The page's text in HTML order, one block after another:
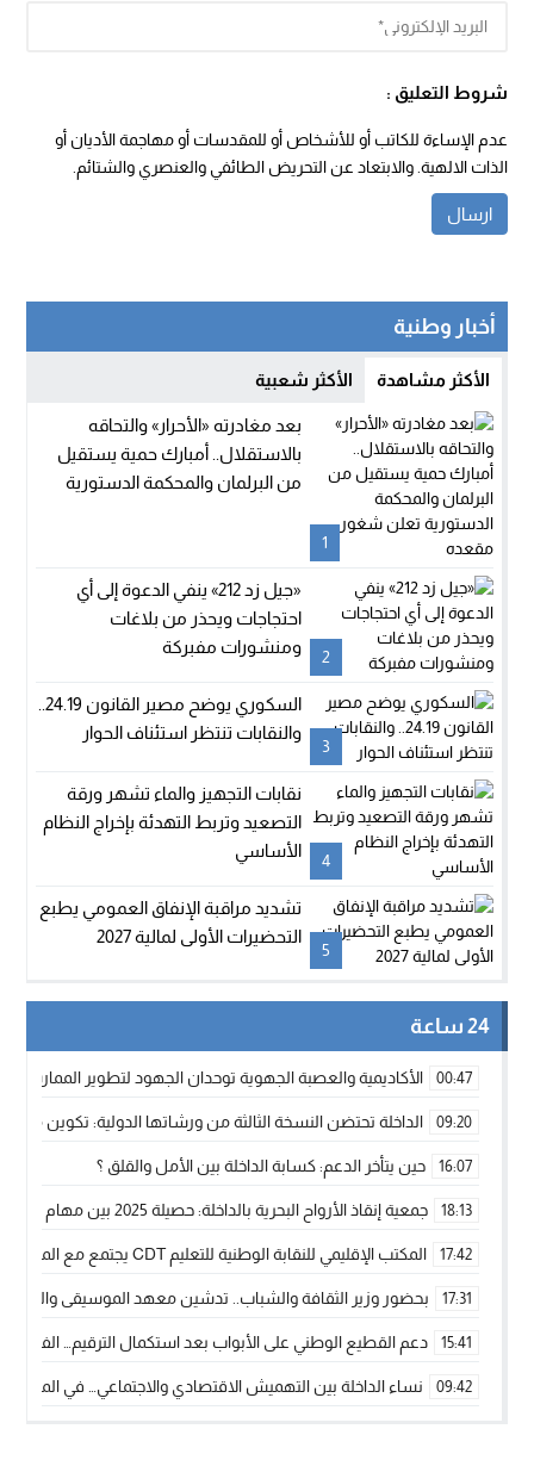
شروط التعليق :
عدم الإساءة للكاتب أو للأشخاص أو للمقدسات أو مهاجمة الأديان أو
الذات الالهية. والابتعاد عن التحريض الطائفي والعنصري والشتائم.
أخبار وطنية
الأكثر مشاهدة الأكثر شعبية
1
بعد مغادرته «الأحرار» والتحاقه
بالاستقلال.. أمبارك حمية يستقيل
من البرلمان والمحكمة الدستورية
2
«جيل زد 212» ينفي الدعوة إلى أي
احتجاجات ويحذر من بلاغات
ومنشورات مفبركة
3
والنقابات تنتظر استئناف الحوار
4
نقابات التجهيز والماء تشهر ورقة
التصعيد وتربط التهدئة بإخراج النظام
الأساسي
5
تشديد مراقبة الإنفاق العمومي يطبع
التحضيرات الأولى لمالية 2027
24 ساعة
00:47 الأكاديمية والعصبة الجهوية توحدان الجهود لتطوير الممارسة
09:20 الداخلة تحتضن النسخة الثالثة من ورشاتها الدولية: تكوين
16:07 حين يتأخر الدعم: كسابة الداخلة بين الأمل والقلق ؟
18:13 جمعية إنقاذ الأرواح البحرية بالداخلة: حصيلة 2025 بين مهام الإنقاذ ومشروع “دار البحار”
17:42 المكتب الإقليمي للنقابة الوطنية للتعليم CDT يجتمع مع المدير الإقليمي لمناقشة ملفات جوهرية لنساء ورجال التعليم
17:31 بحضور وزير الثقافة والشباب.. تدشين معهد الموسيقى والفنون
15:41 دعم القطيع الوطني على الأبواب بعد استكمال الترقيم…
09:42 نساء الداخلة بين التهميش الاقتصادي والاجتماعي… في المؤسسات